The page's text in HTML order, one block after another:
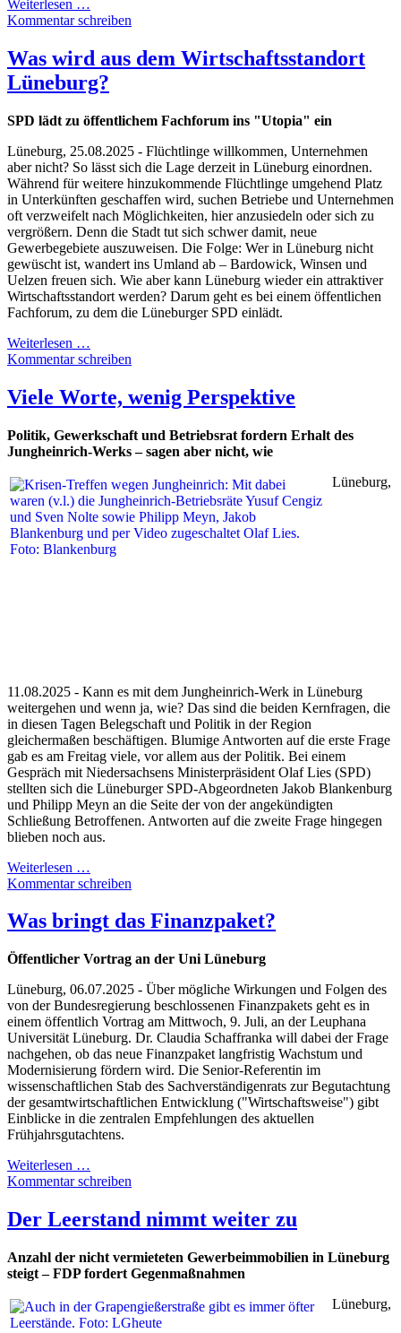
Weiterlesen …
Kommentar schreiben
Was wird aus dem Wirtschaftsstandort
Lüneburg?
SPD lädt zu öffentlichem Fachforum ins "Utopia" ein
Lüneburg, 25.08.2025 - Flüchtlinge willkommen, Unternehmen
aber nicht? So lässt sich die Lage derzeit in Lüneburg einordnen.
Während für weitere hinzukommende Flüchtlinge umgehend Platz
in Unterkünften geschaffen wird, suchen Betriebe und Unternehmen
oft verzweifelt nach Möglichkeiten, hier anzusiedeln oder sich zu
vergrößern. Denn die Stadt tut sich schwer damit, neue
Gewerbegebiete auszuweisen. Die Folge: Wer in Lüneburg nicht
gewüscht ist, wandert ins Umland ab – Bardowick, Winsen und
Uelzen freuen sich. Wie aber kann Lüneburg wieder ein attraktiver
Wirtschaftsstandort werden? Darum geht es bei einem öffentlichen
Fachforum, zu dem die Lüneburger SPD einlädt.
Weiterlesen …
Kommentar schreiben
Viele Worte, wenig Perspektive
Politik, Gewerkschaft und Betriebsrat fordern Erhalt des
Jungheinrich-Werks – sagen aber nicht, wie
Lüneburg,
11.08.2025 - Kann es mit dem Jungheinrich-Werk in Lüneburg
weitergehen und wenn ja, wie? Das sind die beiden Kernfragen, die
in diesen Tagen Belegschaft und Politik in der Region
gleichermaßen beschäftigen. Blumige Antworten auf die erste Frage
gab es am Freitag viele, vor allem aus der Politik. Bei einem
Gespräch mit Niedersachsens Ministerpräsident Olaf Lies (SPD)
stellten sich die Lüneburger SPD-Abgeordneten Jakob Blankenburg
und Philipp Meyn an die Seite der von der angekündigten
Schließung Betroffenen. Antworten auf die zweite Frage hingegen
blieben noch aus.
Weiterlesen …
Kommentar schreiben
Was bringt das Finanzpaket?
Öffentlicher Vortrag an der Uni Lüneburg
Lüneburg, 06.07.2025 - Über mögliche Wirkungen und Folgen des
von der Bundesregierung beschlossenen Finanzpakets geht es in
einem öffentlich Vortrag am Mittwoch, 9. Juli, an der Leuphana
Universität Lüneburg. Dr. Claudia Schaffranka will dabei der Frage
nachgehen, ob das neue Finanzpaket langfristig Wachstum und
Modernisierung fördern wird. Die Senior-Referentin im
wissenschaftlichen Stab des Sachverständigenrats zur Begutachtung
der gesamtwirtschaftlichen Entwicklung ("Wirtschaftsweise") gibt
Einblicke in die zentralen Empfehlungen des aktuellen
Frühjahrsgutachtens.
Weiterlesen …
Kommentar schreiben
Der Leerstand nimmt weiter zu
Anzahl der nicht vermieteten Gewerbeimmobilien in Lüneburg
steigt – FDP fordert Gegenmaßnahmen
Lüneburg,